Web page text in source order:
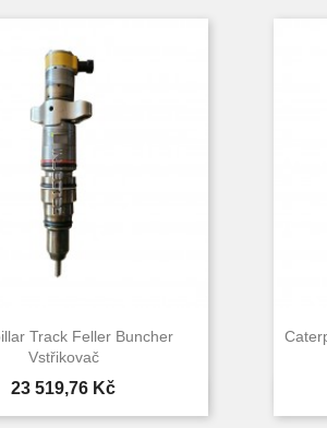
Track Feller Buncher
Vstřikovač
Cena
23 519,76 Kč
Rychlý náhled